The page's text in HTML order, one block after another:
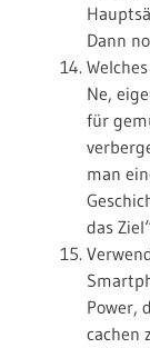
Dann
Ne,
für
man
das
Power,
cachen